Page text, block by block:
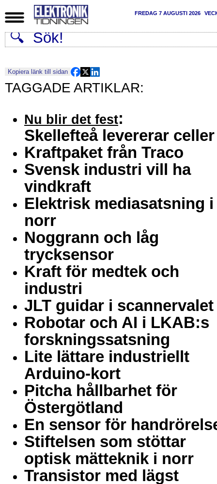
FREDAG 7 AUGUSTI 2026
Kopiera länk till sidan
Nu blir det fest:
Skellefteå levererar celler
Kraftpaket från Traco
Svensk industri vill ha
vindkraft
Elektrisk mediasatsning i
norr
Noggrann och låg
trycksensor
Kraft för medtek och
industri
JLT guidar i scannervalet
Robotar och AI i LKAB:s
forskningssatsning
Lite lättare industriellt
Arduino-kort
Pitcha hållbarhet för
Östergötland
En sensor för
Stiftelsen som stöttar
optisk mätteknik i norr
Transistor med lägst